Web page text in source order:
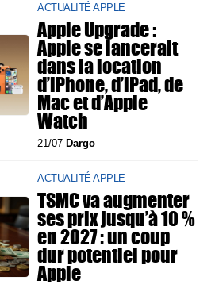
ACTUALITÉ APPLE
Apple Upgrade :
Apple se lancerait
dans la location
d’iPhone, d’iPad, de
Mac et d’Apple
Watch
21/07Dargo
ACTUALITÉ APPLE
TSMC va augmenter
ses prix jusqu’à 10 %
en 2027 : un coup
dur potentiel pour
Apple